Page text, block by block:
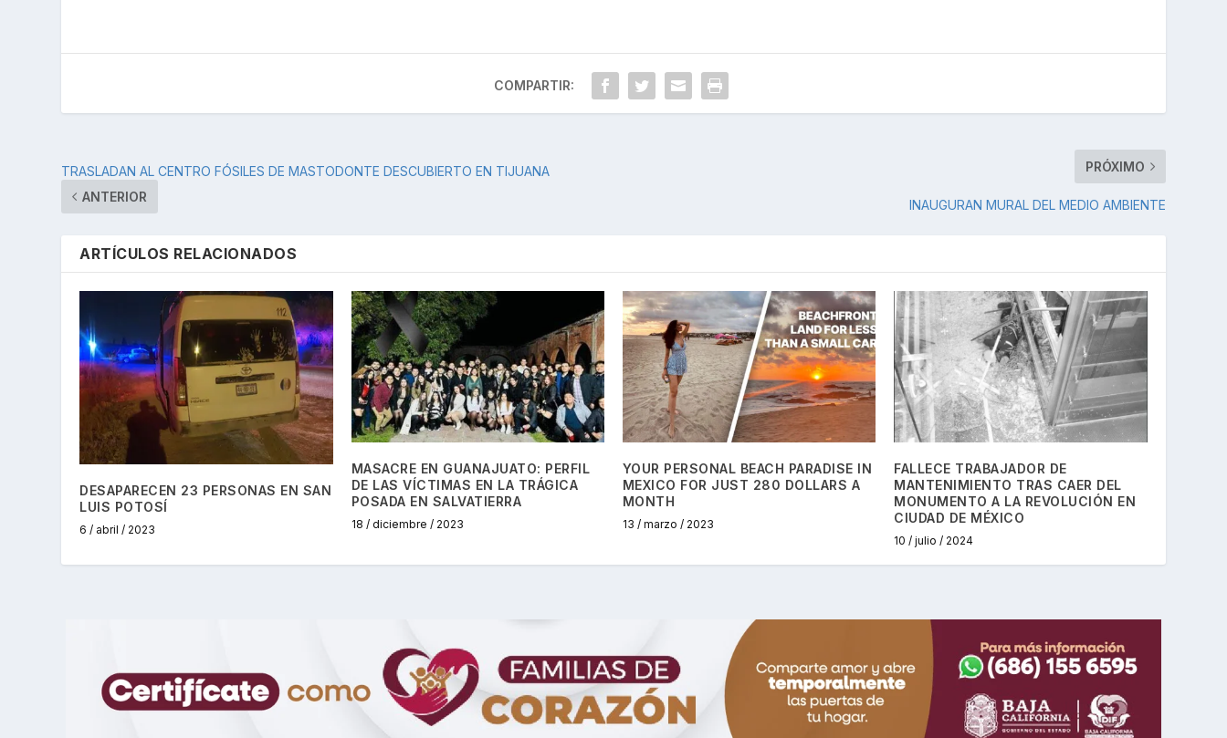
COMPARTIR:
TRASLADAN AL CENTRO FÓSILES DE MASTODONTE DESCUBIERTO EN TIJUANA
ANTERIOR
PRÓXIMO
INAUGURAN MURAL DEL MEDIO AMBIENTE
ARTÍCULOS RELACIONADOS
DESAPARECEN 23 PERSONAS EN SAN
LUIS POTOSÍ
6 / abril / 2023
MASACRE EN GUANAJUATO: PERFIL
DE LAS VÍCTIMAS EN LA TRÁGICA
POSADA EN SALVATIERRA
18 / diciembre / 2023
YOUR PERSONAL BEACH PARADISE IN
MEXICO FOR JUST 280 DOLLARS A
MONTH
13 / marzo / 2023
FALLECE TRABAJADOR DE
MANTENIMIENTO TRAS CAER DEL
MONUMENTO A LA REVOLUCIÓN EN
CIUDAD DE MÉXICO
10 / julio / 2024